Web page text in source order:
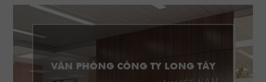
VĂN PHÒNG CÔNG TY LONG TÂY